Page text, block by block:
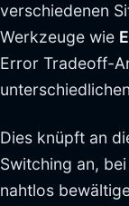
verschiedenen
Werkzeuge wie
Error Tradeoff-
Dies knüpft an
Switching an,
nahtlos